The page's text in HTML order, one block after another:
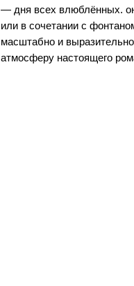
— дня всех влюблённых.
или в сочетании с
масштабно и
атмосферу настоящего